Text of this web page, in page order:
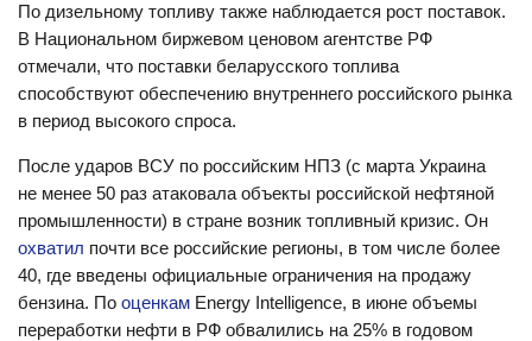
По дизельному топливу также наблюдается рост поставок.
В Национальном биржевом ценовом агентстве РФ
отмечали, что поставки беларусского топлива
способствуют обеспечению внутреннего российского рынка
в период высокого спроса.
После ударов ВСУ по российским НПЗ (с марта Украина
не менее 50 раз атаковала объекты российской нефтяной
промышленности) в стране возник топливный кризис. Он
охватил почти все российские регионы, в том числе более
40, где введены официальные ограничения на продажу
бензина. По оценкам Energy Intelligence, в июне объемы
переработки нефти в РФ обвалились на 25% в годовом